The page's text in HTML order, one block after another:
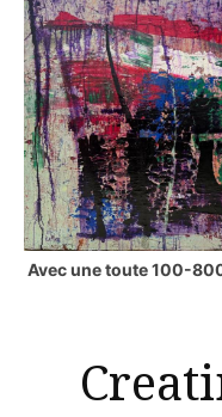
Avec une toute 100-